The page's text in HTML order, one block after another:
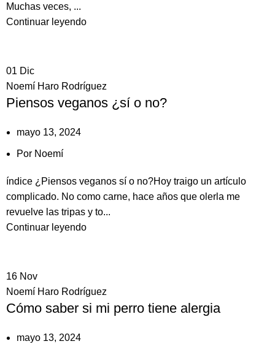
Muchas veces, ...
Continuar leyendo
01 Dic
Noemí Haro Rodríguez
Piensos veganos ¿sí o no?
mayo 13, 2024
Por Noemí
índice ¿Piensos veganos sí o no?Hoy traigo un artículo
complicado. No como carne, hace años que olerla me
revuelve las tripas y to...
Continuar leyendo
16 Nov
Noemí Haro Rodríguez
Cómo saber si mi perro tiene alergia
mayo 13, 2024